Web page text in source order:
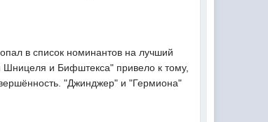
в список номинантов на лучший
и Бифштекса" привело к тому,
"Джинджер" и "Гермиона"